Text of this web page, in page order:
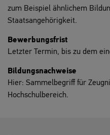
zum Beispiel ähnlichem
Staatsangehörigkeit.
Bewerbungsfrist
Letzter Termin, bis zu dem
Bildungsnachweise
Hier: Sammelbegriff für
Hochschulbereich.